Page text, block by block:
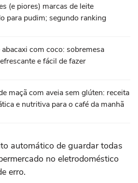
(e piores) marcas de leite
para pudim; segundo ranking
abacaxi com coco: sobremesa
e fácil de fazer
maçã com aveia sem glúten: receita
e nutritiva para o café da manhã
automático de guardar todas
no eletrodoméstico
erro.